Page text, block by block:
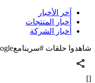
آخر الأخبار
أخبار المنتجات
أخبار الشركة
شاهدوا حلقات #سرينامعGoogle في جدة
[]